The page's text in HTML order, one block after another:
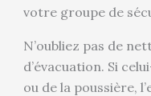
votre groupe de
N’oubliez pas de
d’évacuation. Si
ou de la poussière,